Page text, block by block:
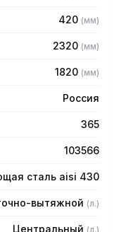
420 (мм)
2320 (мм)
1820 (мм)
Россия
365
103566
сталь aisi 430
вытяжной (л.)
Центральный (л.)